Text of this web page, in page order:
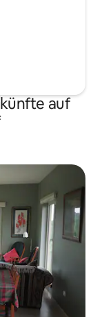
auf